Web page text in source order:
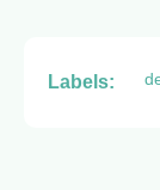
Labels: